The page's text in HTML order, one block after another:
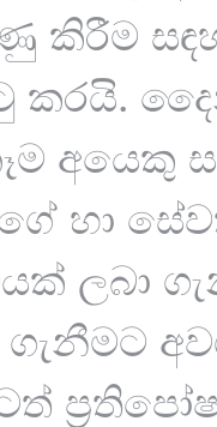
කිරීම
කරයි.
අයෙකු
හා
ලබා